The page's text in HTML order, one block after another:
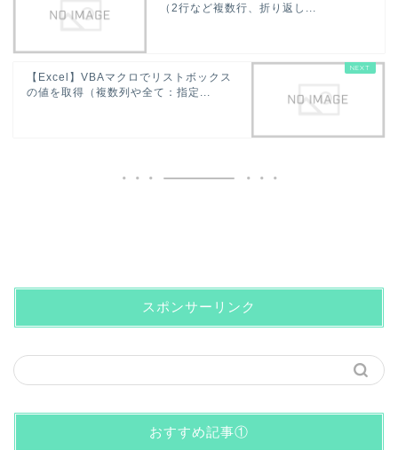
（2行など複数行、折り返し...
【Excel】VBAマクロでリストボックス
の値を取得（複数列や全て：指定...
スポンサーリンク
おすすめ記事①